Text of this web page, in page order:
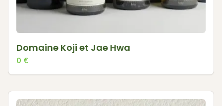
Domaine Koji et Jae Hwa
0 €